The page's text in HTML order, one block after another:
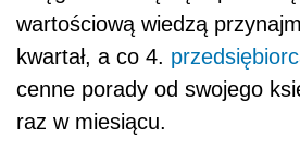
wartościową wiedzą
kwartał, a co 4.
cenne porady od swojego
raz w miesiącu.